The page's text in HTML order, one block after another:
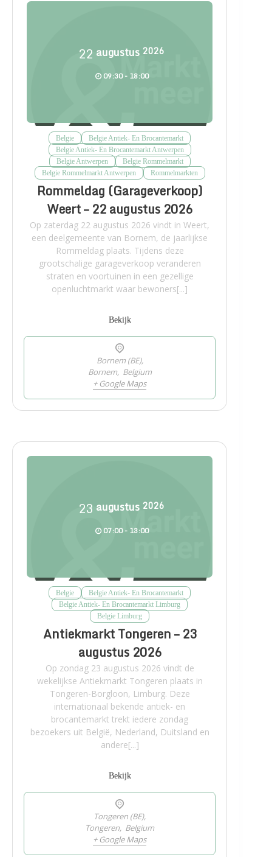
22 augustus 2026
09:30 - 18:00
Belgie
Belgie Antiek- En Brocantemarkt
Belgie Antiek- En Brocantemarkt Antwerpen
Belgie Antwerpen
Belgie Rommelmarkt
Belgie Rommelmarkt Antwerpen
Rommelmarkten
Rommeldag (Garageverkoop)
Weert – 22 augustus 2026
Op zaterdag 22 augustus 2026 vindt in Weert,
een deelgemeente van Bornem, de jaarlijkse
Rommeldag plaats. Tijdens deze
grootschalige garageverkoop veranderen
straten en voortuinen in een gezellige
openluchtmarkt waar bewoners[...]
Bekijk
Bornem (BE),
Bornem, Belgium
+ Google Maps
23 augustus 2026
07:00 - 13:00
Belgie
Belgie Antiek- En Brocantemarkt
Belgie Antiek- En Brocantemarkt Limburg
Belgie Limburg
Antiekmarkt Tongeren – 23
augustus 2026
Op zondag 23 augustus 2026 vindt de
wekelijkse Antiekmarkt Tongeren plaats in
Tongeren-Borgloon, Limburg. Deze
internationaal bekende antiek- en
brocantemarkt trekt iedere zondag
bezoekers uit België, Nederland, Duitsland en
andere[...]
Bekijk
Tongeren (BE),
Tongeren, Belgium
+ Google Maps